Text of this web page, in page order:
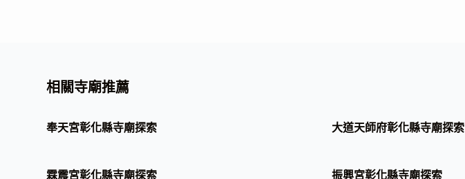
相關寺廟推薦
奉天宮彰化縣寺廟探索 大道天師府彰化縣寺廟探索
霖震宮彰化縣寺廟探索 振興宮彰化縣寺廟探索